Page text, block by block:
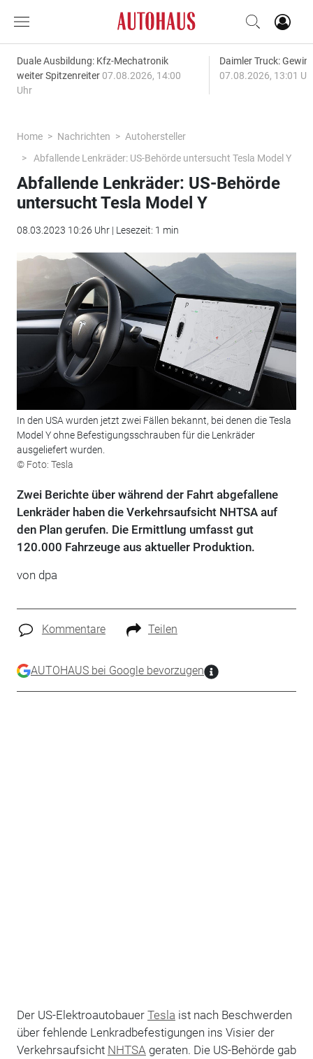
Duale Ausbildung: Kfz-Mechatronik
weiter Spitzenreiter 07.08.2026, 14:00
Uhr
Daimler Truck:
07.08.2026, 13:01
Home Nachrichten
Autohersteller
Abfallende Lenkräder: US-Behörde untersucht Tesla Model Y
Abfallende Lenkräder: US-Behörde
untersucht Tesla Model Y
08.03.2023 10:26 Uhr | Lesezeit: 1 min
In den USA wurden jetzt zwei Fällen bekannt, bei denen die Tesla
Model Y ohne Befestigungsschrauben für die Lenkräder
ausgeliefert wurden.
© Foto: Tesla
Zwei Berichte über während der Fahrt abgefallene
Lenkräder haben die Verkehrsaufsicht NHTSA auf
den Plan gerufen. Die Ermittlung umfasst gut
120.000 Fahrzeuge aus aktueller Produktion.
von dpa
Kommentare Teilen
AUTOHAUS bei Google bevorzugen
Der US-Elektroautobauer Tesla ist nach Beschwerden
über fehlende Lenkradbefestigungen ins Visier der
Verkehrsaufsicht NHTSA geraten. Die US-Behörde gab